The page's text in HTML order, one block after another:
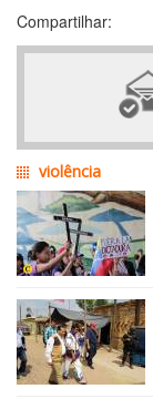
Compartilhar:
violência